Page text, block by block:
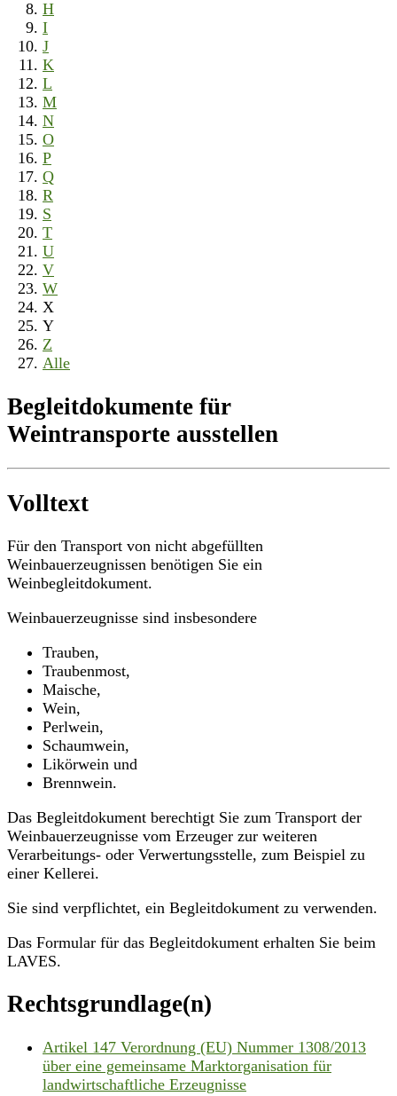
H
I
J
K
L
M
N
O
P
Q
R
S
T
U
V
W
X
Y
Z
Alle
Begleitdokumente für
Weintransporte ausstellen
Volltext
Für den Transport von nicht abgefüllten
Weinbauerzeugnissen benötigen Sie ein
Weinbegleitdokument.
Weinbauerzeugnisse sind insbesondere
Trauben,
Traubenmost,
Maische,
Wein,
Perlwein,
Schaumwein,
Likörwein und
Brennwein.
Das Begleitdokument berechtigt Sie zum Transport der
Weinbauerzeugnisse vom Erzeuger zur weiteren
Verarbeitungs- oder Verwertungsstelle, zum Beispiel zu
einer Kellerei.
Sie sind verpflichtet, ein Begleitdokument zu verwenden.
Das Formular für das Begleitdokument erhalten Sie beim
LAVES.
Rechtsgrundlage(n)
Artikel 147 Verordnung (EU) Nummer 1308/2013
über eine gemeinsame Marktorganisation für
landwirtschaftliche Erzeugnisse